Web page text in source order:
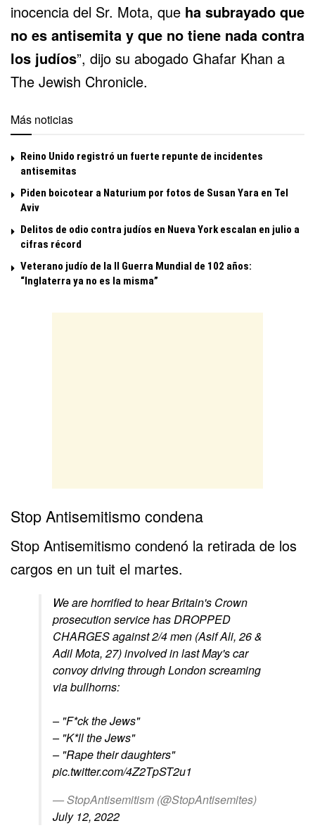
inocencia del Sr. Mota, que ha subrayado que
no es antisemita y que no tiene nada contra
los judíos”, dijo su abogado Ghafar Khan a
The Jewish Chronicle.
Más noticias
Reino Unido registró un fuerte repunte de incidentes
antisemitas
Piden boicotear a Naturium por fotos de Susan Yara en Tel
Aviv
Delitos de odio contra judíos en Nueva York escalan en julio a
cifras récord
Veterano judío de la II Guerra Mundial de 102 años:
“Inglaterra ya no es la misma”
Stop Antisemitismo condena
Stop Antisemitismo condenó la retirada de los
cargos en un tuit el martes.
We are horrified to hear Britain's Crown
prosecution service has DROPPED
CHARGES against 2/4 men (Asif Ali, 26 &
Adil Mota, 27) involved in last May's car
convoy driving through London screaming
via bullhorns:
– "F*ck the Jews"
– "K*ll the Jews"
– "Rape their daughters"
pic.twitter.com/4Z2TpST2u1
— StopAntisemitism (@StopAntisemites)
July 12, 2022